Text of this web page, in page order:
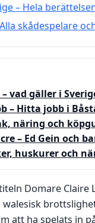
– Hela
skådespelare
vad gäller i
– Hitta jobb i
näring och
– Ed Gein och
huskurer och
Domare Claire
att ha spelats in